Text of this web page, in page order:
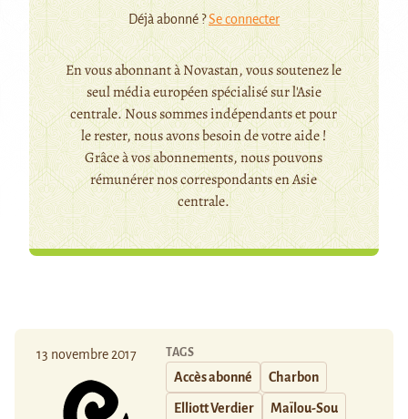
Déjà abonné ?Se connecter
En vous abonnant à Novastan, vous soutenez le
seul média européen spécialisé sur l'Asie
centrale. Nous sommes indépendants et pour
le rester, nous avons besoin de votre aide !
Grâce à vos abonnements, nous pouvons
rémunérer nos correspondants en Asie
centrale.
13 novembre 2017 TAGS
Accès abonné Charbon
Elliott Verdier Maïlou-Sou